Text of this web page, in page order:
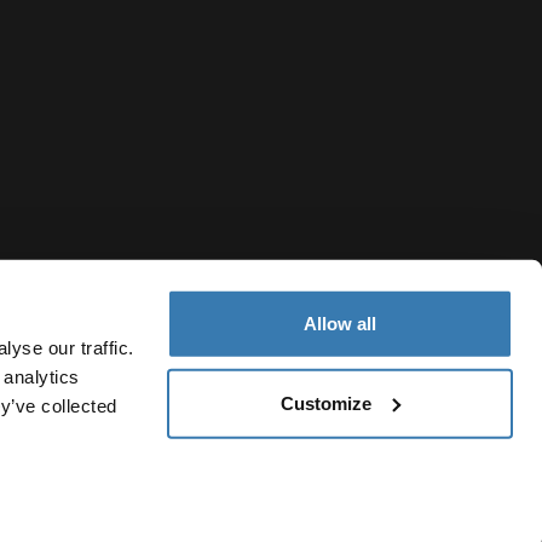
our traffic.
collected
Allow all
Customize
Politica dei cookie Impostazioni cookie Current market/
Switzerland